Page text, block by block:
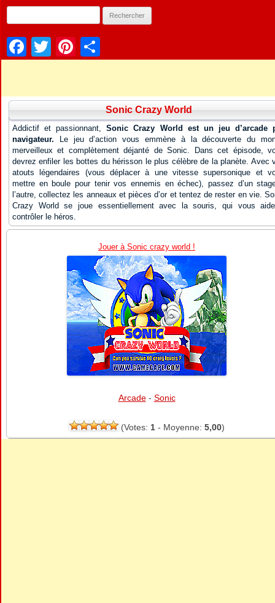
Facebook
TwitterPinterest
Sonic Crazy World
Addictif et passionnant,Sonic Crazy World est un jeu d’arcade
navigateur. Le jeu d’action vous emmène à la découverte du
merveilleux et complètement déjanté de Sonic. Dans cet épisode,
devrez enfiler les bottes du hérisson le plus célèbre de la planète. Avec
atouts légendaires (vous déplacer à une vitesse supersonique et
mettre en boule pour tenir vos ennemis en échec), passez d’un
l’autre, collectez les anneaux et pièces d’or et tentez de rester en vie.
Crazy World se joue essentiellement avec la souris, qui vous
contrôler le héros.
Jouer à Sonic crazy world !
Arcade- Sonic
(Votes: 1- Moyenne: 5,00)